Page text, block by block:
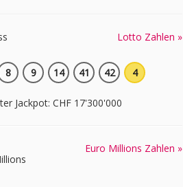
Lotto Zahlen »
8 9 14 41 42 4
Jackpot: CHF 17'300'000
Euro Millions Zahlen »